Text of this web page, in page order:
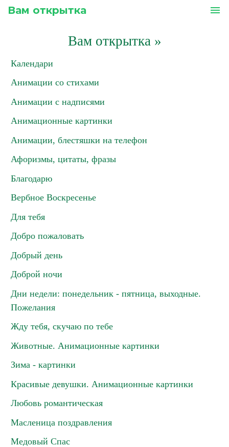
Вам открытка menu
Вам открытка»
Календари
Анимации со стихами
Анимации с надписями
Анимационные картинки
Анимации, блестяшки на телефон
Афоризмы, цитаты, фразы
Благодарю
Вербное Воскресенье
Для тебя
Добро пожаловать
Добрый день
Доброй ночи
Дни недели: понедельник - пятница, выходные.
Пожелания
Жду тебя, скучаю по тебе
Животные. Анимационные картинки
Зима - картинки
Красивые девушки. Анимационные картинки
Любовь романтическая
Масленица поздравления
Медовый Спас